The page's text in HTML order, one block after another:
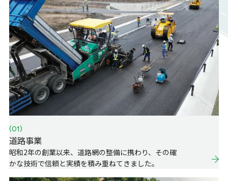
(01)
道路事業
昭和2年の創業以来、道路網の整備に携わり、その確
かな技術で信頼と実績を積み重ねてきました。